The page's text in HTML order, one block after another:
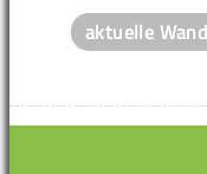
aktuelle